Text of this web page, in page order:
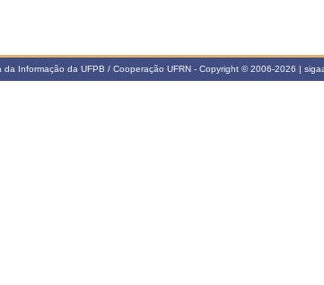
Informação da UFPB / Cooperação UFRN - Copyright © 2006-2026 |